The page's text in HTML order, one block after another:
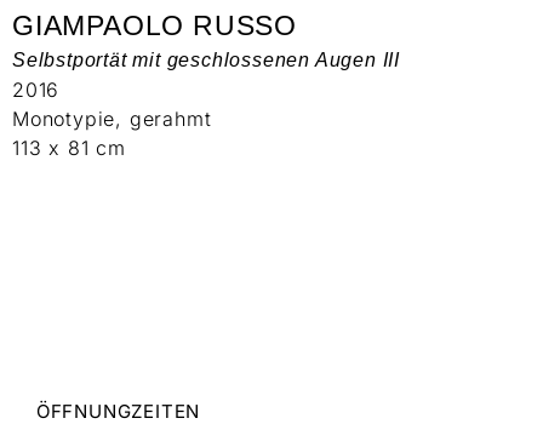
GIAMPAOLO RUSSO
Selbstportät mit geschlossenen Augen III
2016
Monotypie, gerahmt
113 x 81 cm
ÖFFNUNGZEITEN